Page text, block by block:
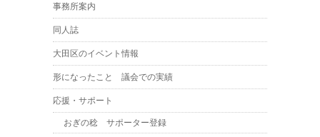
事務所案内
同人誌
大田区のイベント情報
形になったこと 議会での実績
応援・サポート
おぎの稔 サポーター登録